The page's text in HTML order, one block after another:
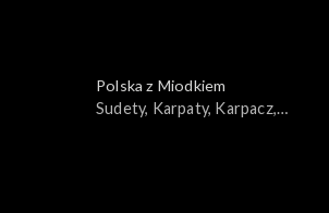
Polska z Miodkiem
Sudety, Karpaty, Karpacz,